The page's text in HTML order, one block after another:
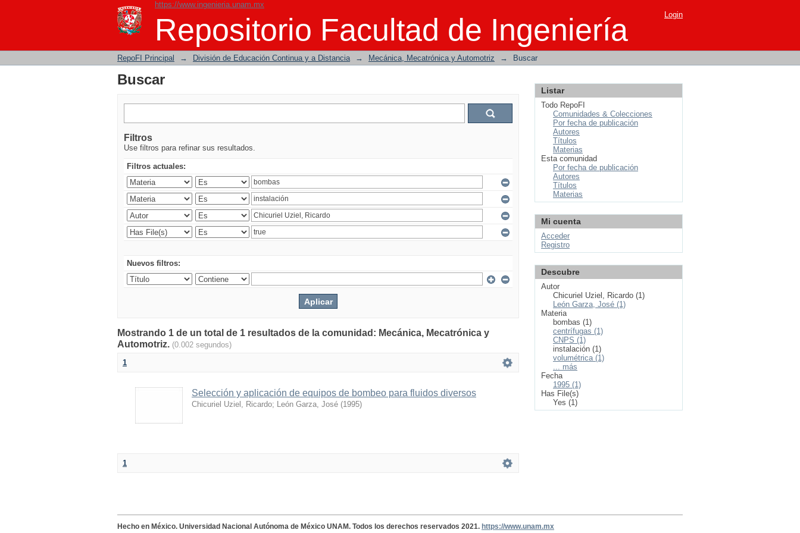
https://www.ingenieria.unam.mx
Repositorio Facultad de Ingeniería
Buscar Login
RepoFI Principal → División de Educación Continua y a Distancia → Mecánica, Mecatrónica y Automotriz → Buscar
Buscar
Filtros
Use filtros para refinar sus resultados.
Filtros actuales:
Nuevos filtros:
Mostrando 1 de un total de 1 resultados de la comunidad: Mecánica, Mecatrónica y
Automotriz. (0.002 segundos)
1
Selección y aplicación de equipos de bombeo para fluidos diversos
Chicuriel Uziel, Ricardo; León Garza, José (1995)
1
Listar
Todo RepoFI
Comunidades & Colecciones
Por fecha de publicación
Autores
Títulos
Materias
Esta comunidad
Por fecha de publicación
Autores
Títulos
Materias
Mi cuenta
Acceder
Registro
Descubre
Autor
Chicuriel Uziel, Ricardo (1)
León Garza, José (1)
Materia
bombas (1)
centrífugas (1)
CNPS (1)
instalación (1)
volumétrica (1)
... más
Fecha
1995 (1)
Has File(s)
Yes (1)
Hecho en México. Universidad Nacional Autónoma de México UNAM. Todos los derechos reservados 2021. https://www.unam.mx